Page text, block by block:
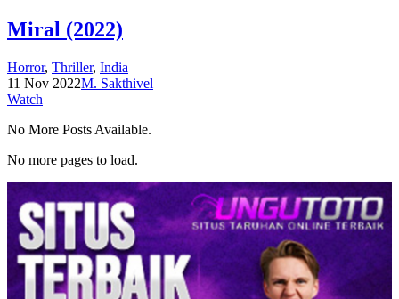
Miral (2022)
Horror, Thriller, India
11 Nov 2022M. Sakthivel
Watch
No More Posts Available.
No more pages to load.